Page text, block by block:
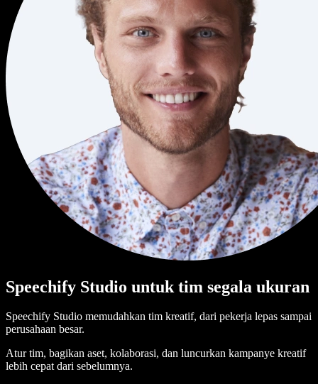
Speechify Studio untuk tim segala ukuran
Speechify Studio memudahkan tim kreatif, dari pekerja lepas sampai
perusahaan besar.
Atur tim, bagikan aset, kolaborasi, dan luncurkan kampanye kreatif
lebih cepat dari sebelumnya.